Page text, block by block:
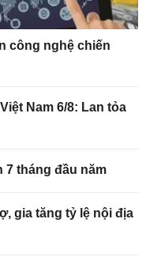
công nghệ chiến
Nam 6/8: Lan tỏa
7 tháng đầu năm
gia tăng tỷ lệ nội địa